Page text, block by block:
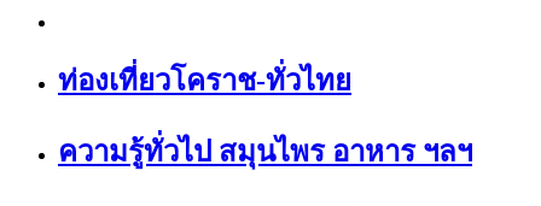
ท่องเที่ยวโคราช-ทั่วไทย
ความรู้ทั่วไป สมุนไพร อาหาร ฯลฯ